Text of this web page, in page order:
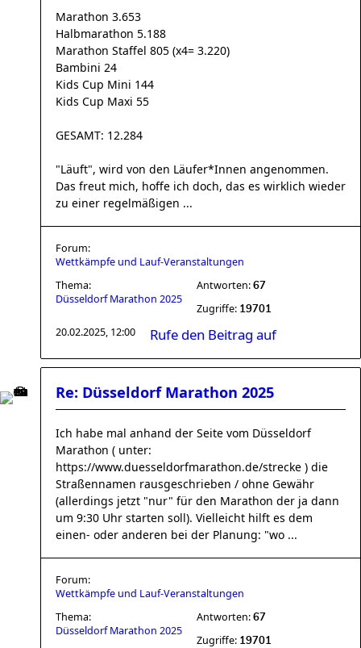
Marathon 3.653
Halbmarathon 5.188
Marathon Staffel 805 (x4= 3.220)
Bambini 24
Kids Cup Mini 144
Kids Cup Maxi 55
GESAMT: 12.284
"Läuft", wird von den Läufer*Innen angenommen.
Das freut mich, hoffe ich doch, das es wirklich wieder
zu einer regelmäßigen ...
Forum:
Wettkämpfe und Lauf-Veranstaltungen
Thema:
Düsseldorf Marathon 2025
Antworten: 67
Zugriffe: 19701
20.02.2025, 12:00 Rufe den Beitrag auf
Re: Düsseldorf Marathon 2025
Ich habe mal anhand der Seite vom Düsseldorf
Marathon ( unter:
https://www.duesseldorfmarathon.de/strecke ) die
Straßennamen rausgeschrieben / ohne Gewähr
(allerdings jetzt "nur" für den Marathon der ja dann
um 9:30 Uhr starten soll). Vielleicht hilft es dem
einen- oder anderen bei der Planung: "wo ...
Forum:
Wettkämpfe und Lauf-Veranstaltungen
Thema:
Düsseldorf Marathon 2025
Antworten: 67
Zugriffe: 19701